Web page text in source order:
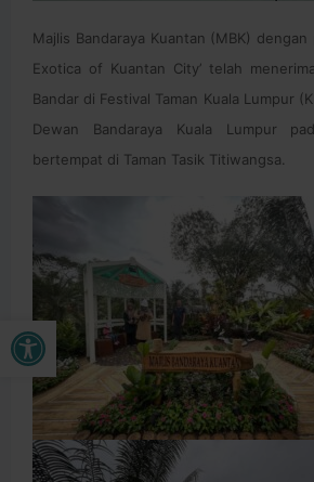
Open toolbar
Majlis Bandaraya Kuantan (MBK) dengan
Exotica of Kuantan City’ telah
Bandar di Festival Taman Kuala Lumpur
Dewan Bandaraya Kuala Lumpur
bertempat di Taman Tasik Titiwangsa.